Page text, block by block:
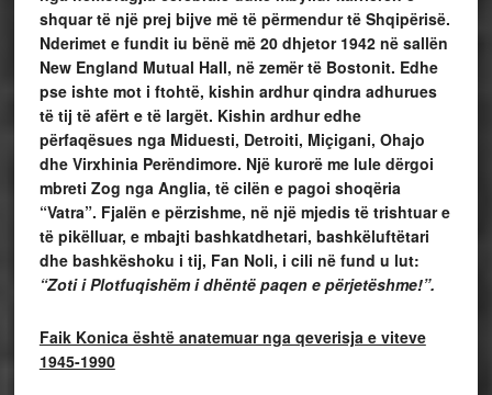
shquar të një prej bijve më të përmendur të Shqipërisë.
Nderimet e fundit iu bënë më 20 dhjetor 1942 në sallën
New England Mutual Hall, në zemër të Bostonit. Edhe
pse ishte mot i ftohtë, kishin ardhur qindra adhurues
të tij të afërt e të largët. Kishin ardhur edhe
përfaqësues nga Miduesti, Detroiti, Miçigani, Ohajo
dhe Virxhinia Perëndimore. Një kurorë me lule dërgoi
mbreti Zog nga Anglia, të cilën e pagoi shoqëria
“Vatra”. Fjalën e përzishme, në një mjedis të trishtuar e
të pikëlluar, e mbajti bashkatdhetari, bashkëluftëtari
dhe bashkëshoku i tij, Fan Noli, i cili në fund u lut:
“Zoti i Plotfuqishëm i dhëntë paqen e përjetëshme!”.
Faik Konica është anatemuar nga qeverisja e viteve
1945-1990